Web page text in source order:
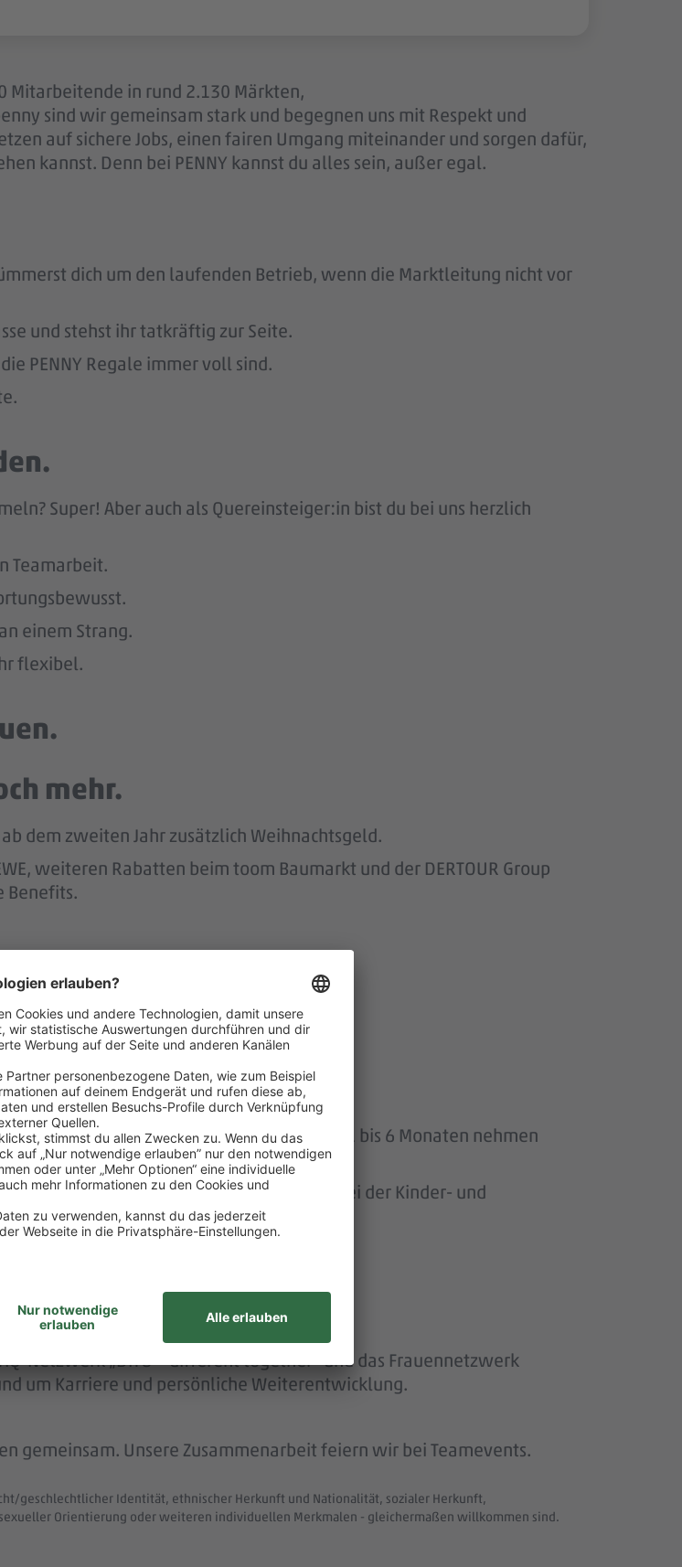
Mitarbeitende in rund 2.130 Märkten,
sind wir gemeinsam stark und begegnen uns mit Respekt und
auf sichere Jobs, einen fairen Umgang miteinander und sorgen dafür,
kannst. Denn bei PENNY kannst du alles sein, außer egal.
dich um den laufenden Betrieb, wenn die Marktleitung nicht vor
und stehst ihr tatkräftig zur Seite.
PENNY Regale immer voll sind.
Super! Aber auch als Quereinsteiger:in bist du bei uns herzlich
Teamarbeit.
einem Strang.
flexibel.
mehr.
dem zweiten Jahr zusätzlich Weihnachtsgeld.
weiteren Rabatten beim toom Baumarkt und der DERTOUR Group
Benefits.
du mehr Rente im Alter.
das unterstützen wir.
im Voraus.
3 Jahren bei PENNY eine Auszeit von 1 bis 6 Monaten nehmen
Vermittlung von Betreuungspersonen bei der Kinder- und
menschlich.
Deutschlands.
Netzwerk „DITO – different together“ und das Frauennetzwerk
um Karriere und persönliche Weiterentwicklung.
gemeinsam. Unsere Zusammenarbeit feiern wir bei Teamevents.
geschlechtlicher Identität, ethnischer Herkunft und Nationalität, sozialer Herkunft,
Orientierung oder weiteren individuellen Merkmalen - gleichermaßen willkommen sind.